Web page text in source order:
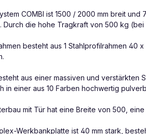
COMBI ist 1500 / 2000 mm breit
Durch die hohe Tragkraft von 500 kg
besteht aus 1 Stahlprofilrahmen 40
aus einer massiven und verstärkten
in einer aus 10 Farben hochwertig
mit Tür hat eine Breite von 500,
Werkbankplatte ist 40 mm stark,